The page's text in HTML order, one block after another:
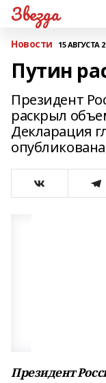
Звезда
Новости 15 АВГУСТА
Путин
Президент
раскрыл
Декларация
Президент